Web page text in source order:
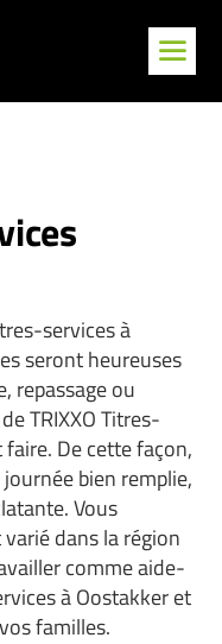
services à
seront heureuses
repassage ou
TRIXXO Titres-
De cette façon,
bien remplie,
Vous
dans la région
comme aide-
à Oostakker et
familles.